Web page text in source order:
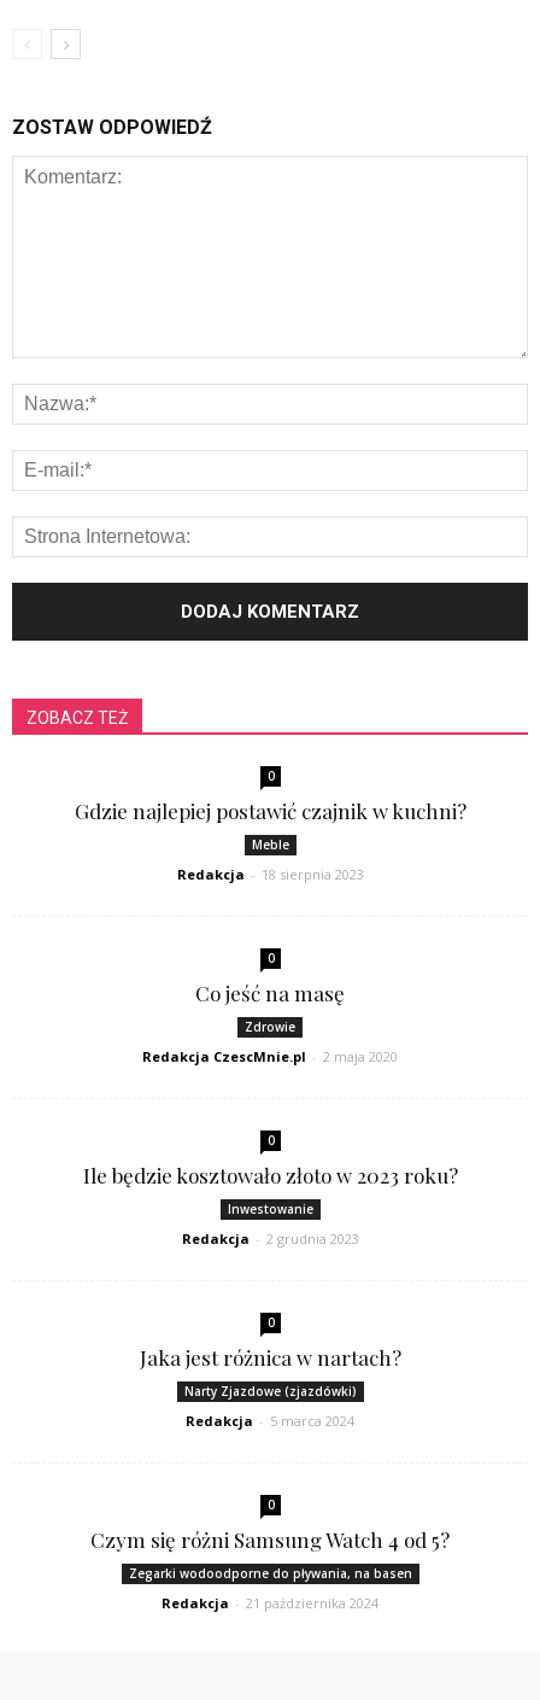
ZOSTAW ODPOWIEDŹ
ZOBACZ TEŻ
0
Gdzie najlepiej postawić czajnik w kuchni?
Meble
Redakcja - 18 sierpnia 2023
0
Co jeść na masę
Zdrowie
Redakcja CzescMnie.pl - 2 maja 2020
0
Ile będzie kosztowało złoto w 2023 roku?
Inwestowanie
Redakcja - 2 grudnia 2023
0
Jaka jest różnica w nartach?
Narty Zjazdowe (zjazdówki)
Redakcja - 5 marca 2024
0
Czym się różni Samsung Watch 4 od 5?
Zegarki wodoodporne do pływania, na basen
Redakcja - 21 października 2024